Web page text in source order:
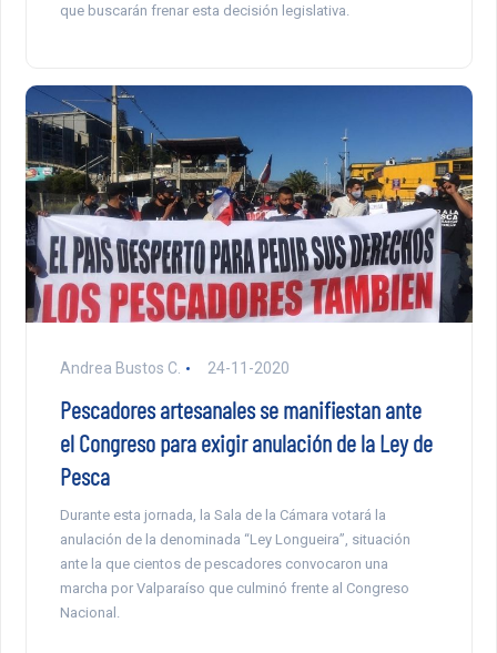
que buscarán frenar esta decisión legislativa.
Andrea Bustos C. 24-11-2020
Pescadores artesanales se manifiestan ante
el Congreso para exigir anulación de la Ley de
Pesca
Durante esta jornada, la Sala de la Cámara votará la
anulación de la denominada “Ley Longueira”, situación
ante la que cientos de pescadores convocaron una
marcha por Valparaíso que culminó frente al Congreso
Nacional.